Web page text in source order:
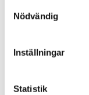
Nödvändig
Inställningar
Statistik